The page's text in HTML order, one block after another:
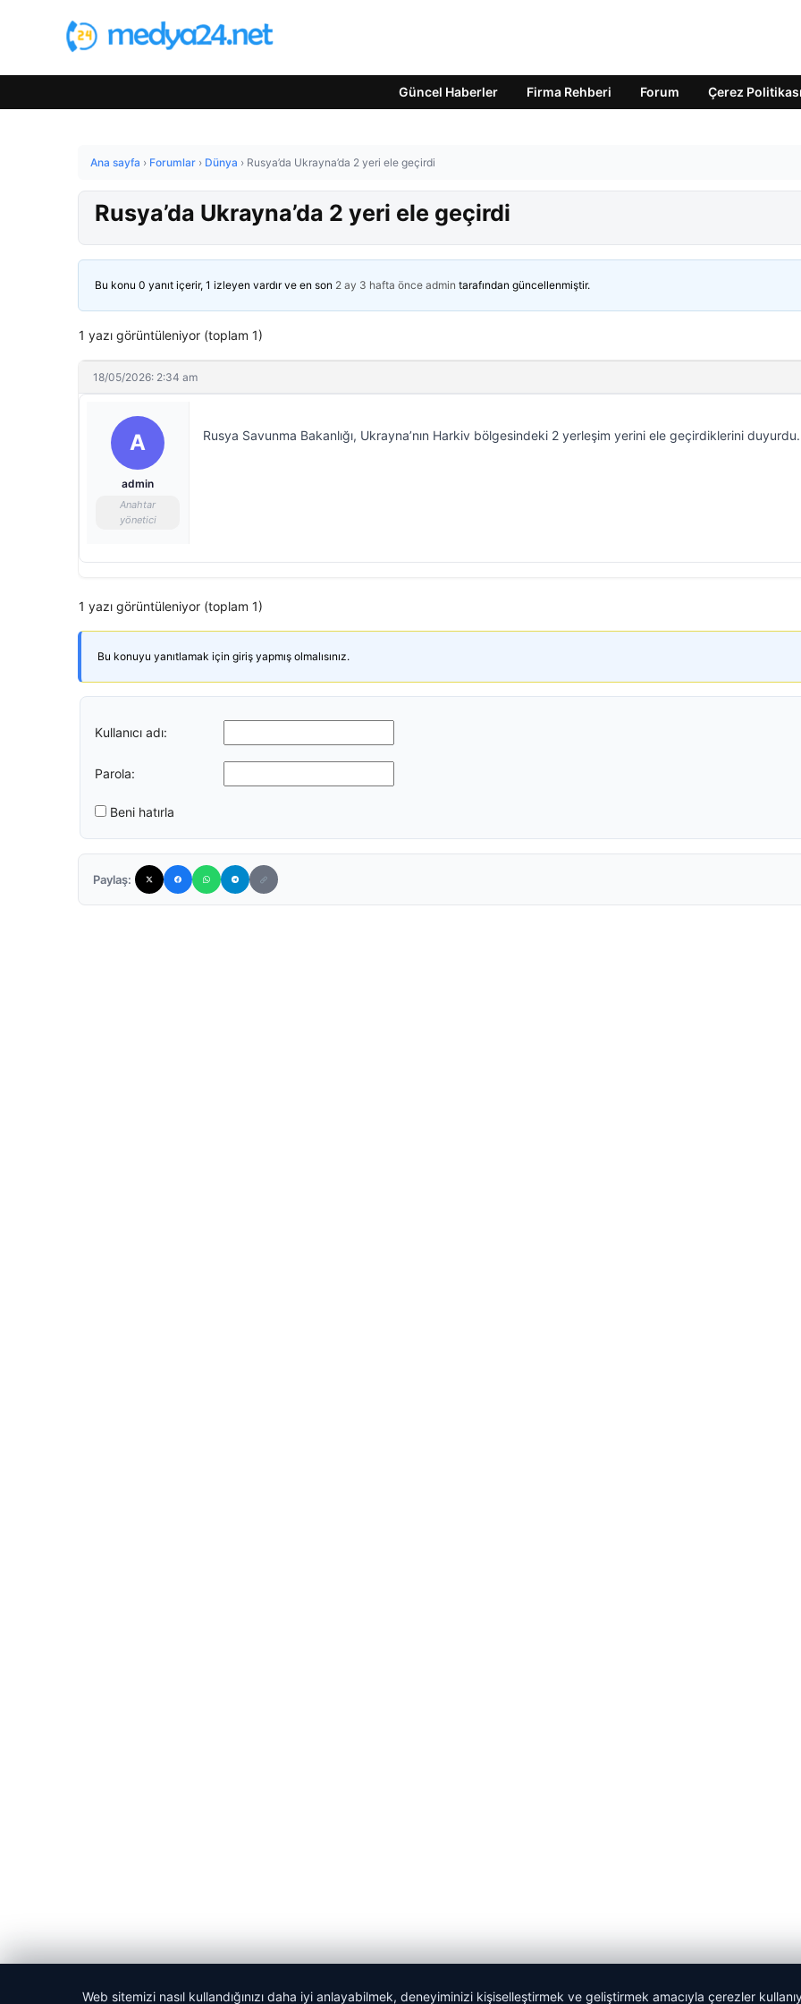
Güncel Haberler Firma Rehberi Forum Çerez Politikası
Ana sayfa › Forumlar › Dünya › Rusya’da Ukrayna’da 2 yeri ele geçirdi
Rusya’da Ukrayna’da 2 yeri ele geçirdi
Bu konu 0 yanıt içerir, 1 izleyen vardır ve en son 2 ay 3 hafta önce admin tarafından güncellenmiştir.
1 yazı görüntüleniyor (toplam 1)
18/05/2026: 2:34 am
A
admin
Anahtar
yönetici
Rusya Savunma Bakanlığı, Ukrayna’nın Harkiv bölgesindeki 2 yerleşim yerini ele geçirdiklerini duyurdu.
1 yazı görüntüleniyor (toplam 1)
Bu konuyu yanıtlamak için giriş yapmış olmalısınız.
Kullanıcı adı:
Parola:
Beni hatırla
Paylaş:
Web sitemizi nasıl kullandığınızı daha iyi anlayabilmek, deneyiminizi kişiselleştirmek ve geliştirmek amacıyla çerezler